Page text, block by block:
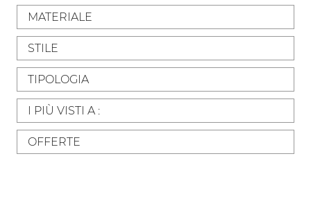
MATERIALE
STILE
TIPOLOGIA
I PIÙ VISTI A :
OFFERTE